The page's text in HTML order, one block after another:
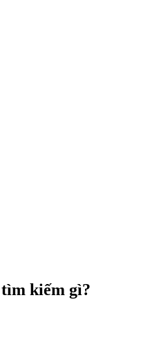
kiếm gì?